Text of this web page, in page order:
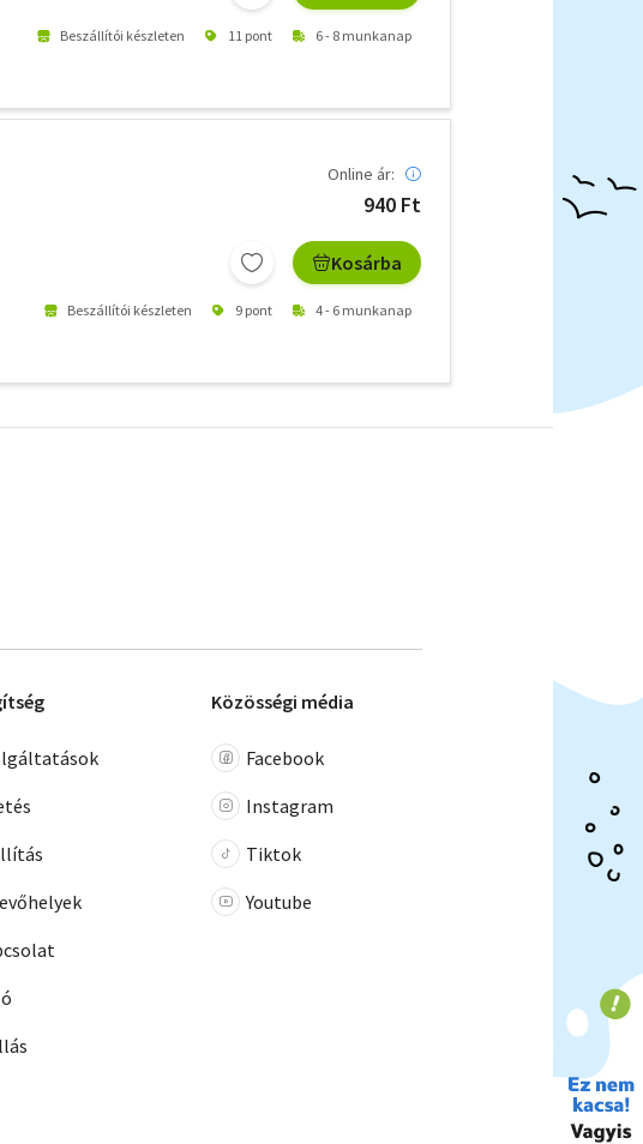
Beszállítói készleten 11 pont 6 - 8 munkanap
Online ár:
940 Ft
Kosárba
Beszállítói készleten 9 pont 4 - 6 munkanap
Közösségi média
Facebook
Instagram
Tiktok
Youtube